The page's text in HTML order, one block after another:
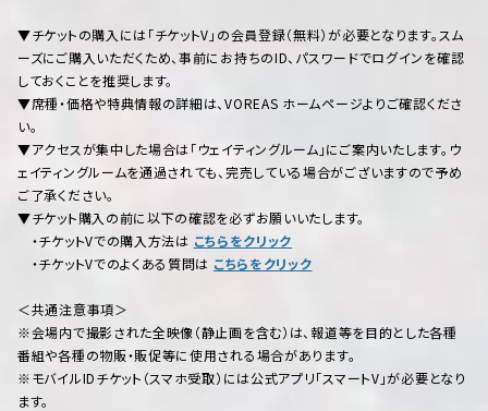
▼チケットの購入には「チケットV」の会員登録（無料）が必要となります。スム
ーズにご購入いただくため、事前にお持ちのID、パスワードでログインを確認
しておくことを推奨します。
▼席種・価格や特典情報の詳細は、VOREAS ホームページよりご確認くださ
い。
▼アクセスが集中した場合は「ウェイティングルーム」にご案内いたします。ウ
ェイティングルームを通過されても、完売している場合がございますので予め
ご了承ください。
▼チケット購入の前に以下の確認を必ずお願いいたします。
・チケットVでの購入方法は こちらをクリック
・チケットVでのよくある質問は こちらをクリック
＜共通注意事項＞
※会場内で撮影された全映像（静止画を含む）は、報道等を目的とした各種
番組や各種の物販・販促等に使用される場合があります。
※モバイルIDチケット（スマホ受取）には公式アプリ「スマートV」が必要となり
ます。